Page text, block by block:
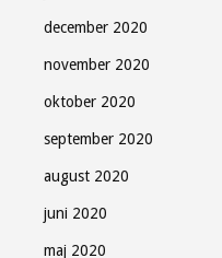
december 2020
november 2020
oktober 2020
september 2020
august 2020
juni 2020
maj 2020